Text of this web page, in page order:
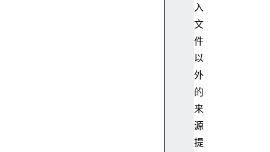
入
文
件
以
外
的
来
源
提